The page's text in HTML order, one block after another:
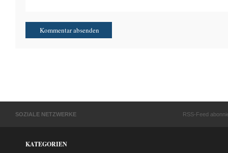
SOZIALE NETZWERKE RSS-Feed
KATEGORIEN